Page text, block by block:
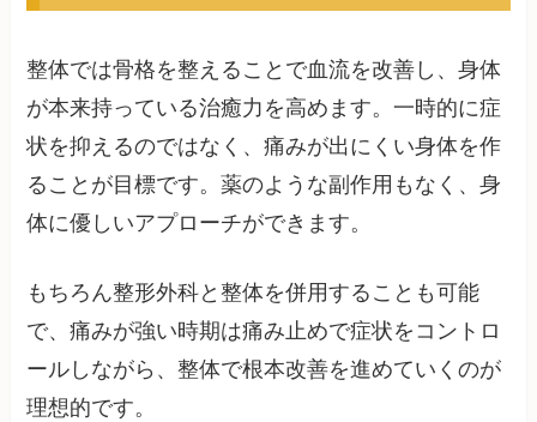
整体では骨格を整えることで血流を改善し、身体
が本来持っている治癒力を高めます。一時的に症
状を抑えるのではなく、痛みが出にくい身体を作
ることが目標です。薬のような副作用もなく、身
体に優しいアプローチができます。
もちろん整形外科と整体を併用することも可能
で、痛みが強い時期は痛み止めで症状をコントロ
ールしながら、整体で根本改善を進めていくのが
理想的です。